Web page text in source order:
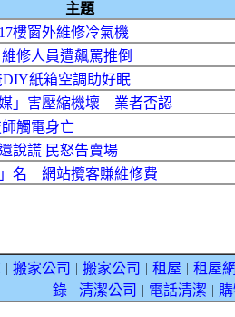
主題
樓窗外維修冷氣機
修人員遭飆罵推倒
紙箱空調助好眠
」害壓縮機壞 業者否認
觸電身亡
說謊 民怒告賣場
名 網站攬客賺維修費
搬家公司 搬家公司 租屋
租屋
錄｜ 清潔公司 電話清潔